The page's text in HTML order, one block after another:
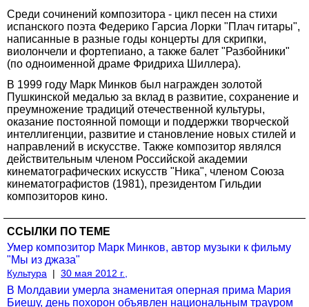
Среди сочинений композитора - цикл песен на стихи
испанского поэта Федерико Гарсиа Лорки "Плач гитары",
написанные в разные годы концерты для скрипки,
виолончели и фортепиано, а также балет "Разбойники"
(по одноименной драме Фридриха Шиллера).
В 1999 году Марк Минков был награжден золотой
Пушкинской медалью за вклад в развитие, сохранение и
преумножение традиций отечественной культуры,
оказание постоянной помощи и поддержки творческой
интеллигенции, развитие и становление новых стилей и
направлений в искусстве. Также композитор являлся
действительным членом Российской академии
кинематографических искусств "Ника", членом Союза
кинематографистов (1981), президентом Гильдии
композиторов кино.
ССЫЛКИ ПО ТЕМЕ
Умер композитор Марк Минков, автор музыки к фильму
"Мы из джаза"
Культура | 30 мая 2012 г.,
В Молдавии умерла знаменитая оперная прима Мария
Биешу, день похорон объявлен национальным трауром